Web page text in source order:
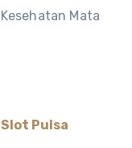
Kesehatan Mata
Slot Pulsa